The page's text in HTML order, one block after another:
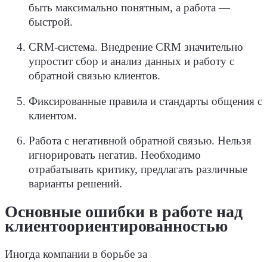
быть максимально понятным, а работа —
быстрой.
CRM-система. Внедрение CRM значительно
упростит сбор и анализ данных и работу с
обратной связью клиентов.
Фиксированные правила и стандарты общения с
клиентом.
Работа с негативной обратной связью. Нельзя
игнорировать негатив. Необходимо
отрабатывать критику, предлагать различные
варианты решений.
Основные ошибки в работе над
клиентоориентированностью
Иногда компании в борьбе за